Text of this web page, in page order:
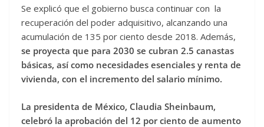
Se explicó que el gobierno busca continuar con la
recuperación del poder adquisitivo, alcanzando una
acumulación de 135 por ciento desde 2018. Además,
se proyecta que para 2030 se cubran 2.5 canastas
básicas, así como necesidades esenciales y renta de
vivienda, con el incremento del salario mínimo.
La presidenta de México, Claudia Sheinbaum,
celebró la aprobación del 12 por ciento de aumento